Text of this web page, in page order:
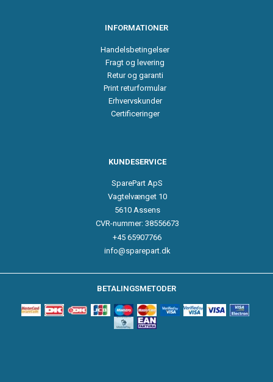
INFORMATIONER
Handelsbetingelser
Fragt og levering
Retur og garanti
Print returformular
Erhvervskunder
Certificeringer
KUNDESERVICE
SparePart ApS
Vagtelvænget 10
5610 Assens
CVR-nummer: 38556673
+45 65907766
info@sparepart.dk
BETALINGSMETODER